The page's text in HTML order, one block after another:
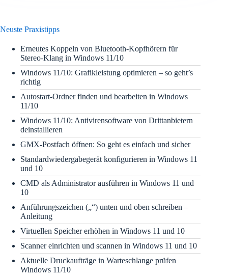
Neuste Praxistipps
Erneutes Koppeln von Bluetooth-Kopfhörern für
Stereo-Klang in Windows 11/10
Windows 11/10: Grafikleistung optimieren – so geht’s
richtig
Autostart-Ordner finden und bearbeiten in Windows
11/10
Windows 11/10: Antivirensoftware von Drittanbietern
deinstallieren
GMX-Postfach öffnen: So geht es einfach und sicher
Standardwiedergabegerät konfigurieren in Windows 11
und 10
CMD als Administrator ausführen in Windows 11 und
10
Anführungszeichen („“) unten und oben schreiben –
Anleitung
Virtuellen Speicher erhöhen in Windows 11 und 10
Scanner einrichten und scannen in Windows 11 und 10
Aktuelle Druckaufträge in Warteschlange prüfen
Windows 11/10